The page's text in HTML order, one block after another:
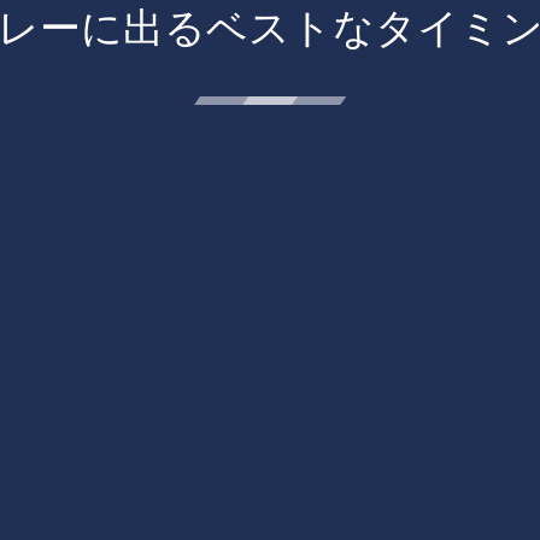
ーに出るベストなタイミ